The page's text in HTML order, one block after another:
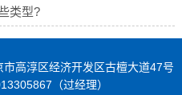
类型?
市高淳区经济开发区古檀大道47号
（过经理）